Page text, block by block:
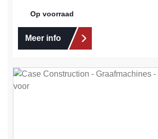
Op voorraad
Meer info